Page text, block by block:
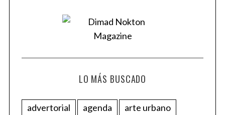
LO MÁS BUSCADO
advertorial agenda
arte urbano